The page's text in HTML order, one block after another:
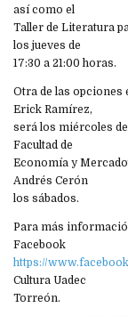
así como el
Taller de Literatura
los jueves de
17:30 a 21:00 horas.
Otra de las opciones
Erick Ramírez,
será los miércoles
Facultad de
Economía y
Andrés Cerón
los sábados.
Para más
Facebook
https://
Cultura Uadec
Torreón.